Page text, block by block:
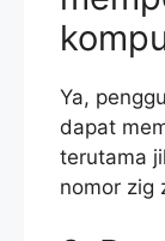
Ya,
dapat
terutama
nomor zig